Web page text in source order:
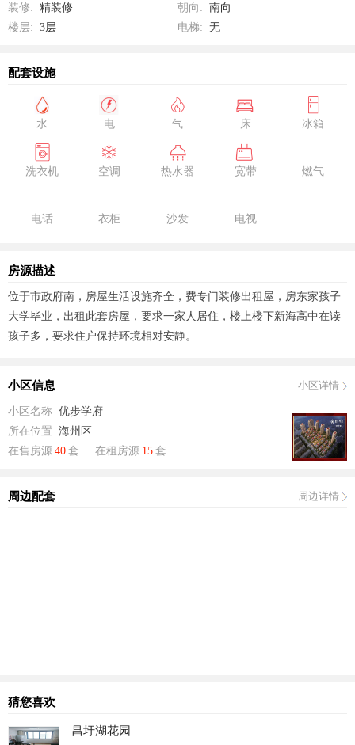
装修: 精装修 朝向: 南向
楼层: 3层 电梯: 无
配套设施
水 电 气 床 冰箱
洗衣机 空调 热水器 宽带 燃气
电话 衣柜 沙发 电视
房源描述
位于市政府南，房屋生活设施齐全，费专门装修出租屋，房东家孩子
大学毕业，出租此套房屋，要求一家人居住，楼上楼下新海高中在读
孩子多，要求住户保持环境相对安静。
小区信息 小区详情
小区名称 优步学府
所在位置 海州区
在售房源 40 套 在租房源 15 套
周边配套 周边详情
猜您喜欢
昌圩湖花园